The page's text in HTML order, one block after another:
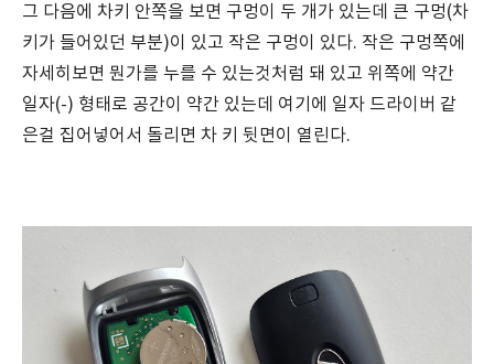
그 다음에 차키 안쪽을 보면 구멍이 두 개가 있는데 큰 구멍(차
키가 들어있던 부분)이 있고 작은 구멍이 있다. 작은 구멍쪽에
자세히보면 뭔가를 누를 수 있는것처럼 돼 있고 위쪽에 약간
일자(-) 형태로 공간이 약간 있는데 여기에 일자 드라이버 같
은걸 집어넣어서 돌리면 차 키 뒷면이 열린다.